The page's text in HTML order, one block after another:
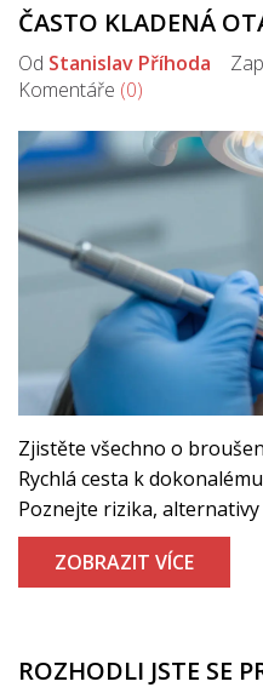
ČASTO KLADENÁ
Od Stanislav Příhoda
Komentáře (0)
Zjistěte všechno o
Rychlá cesta k
Poznejte rizika,
ZOBRAZIT VÍCE
ROZHODLI JSTE SE